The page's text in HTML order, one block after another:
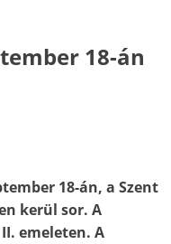
18-án
18-án, a Szent
kerül sor. A
emeleten. A